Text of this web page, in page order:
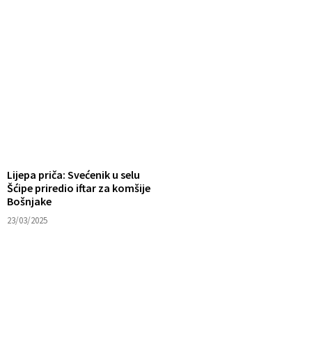
Lijepa priča: Svećenik u selu
Šćipe priredio iftar za komšije
Bošnjake
23/03/2025